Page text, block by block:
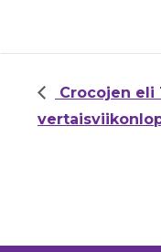
Crocojen eli